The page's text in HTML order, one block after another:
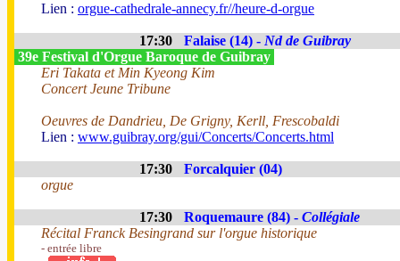
Lien : orgue-cathedrale-annecy.fr//heure-d-orgue
17:30 Falaise (14) - Nd de Guibray
39e Festival d'Orgue Baroque de Guibray
Eri Takata et Min Kyeong Kim
Concert Jeune Tribune
Oeuvres de Dandrieu, De Grigny, Kerll, Frescobaldi
Lien : www.guibray.org/gui/Concerts/Concerts.html
17:30
Forcalquier (04)
orgue
17:30 Roquemaure (84) - Collégiale
Récital Franck Besingrand sur l'orgue historique
- entrée libre